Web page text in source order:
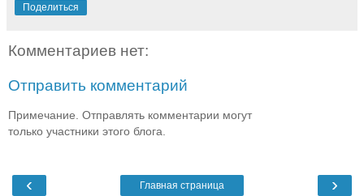
Поделиться
Комментариев нет:
Отправить комментарий
Примечание. Отправлять комментарии могут
только участники этого блога.
‹ ›
Главная страница